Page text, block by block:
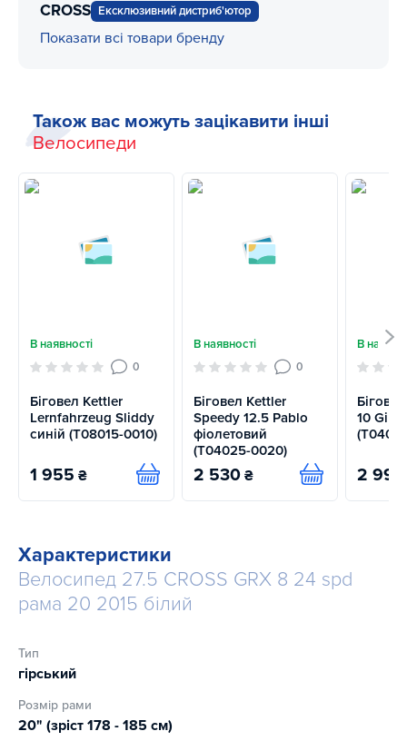
CROSS Ексклюзивний дистриб'ютор
Показати всі товари бренду
Також вас можуть зацікавити інші
Велосипеди
В наявності
0
Біговел Kettler
Lernfahrzeug Sliddy
синій (T08015-0010)
1 955 ₴ Купити
В наявності
0
Біговел Kettler
Speedy 12.5 Pablo
фіолетовий
(T04025-0020)
2 530 ₴ Купити
В
10 Girl
2 990
Характеристики
Велосипед 27.5 CROSS GRX 8 24 spd
рама 20 2015 білий
Тип
гірський
Розмір рами
20" (зріст 178 - 185 см)